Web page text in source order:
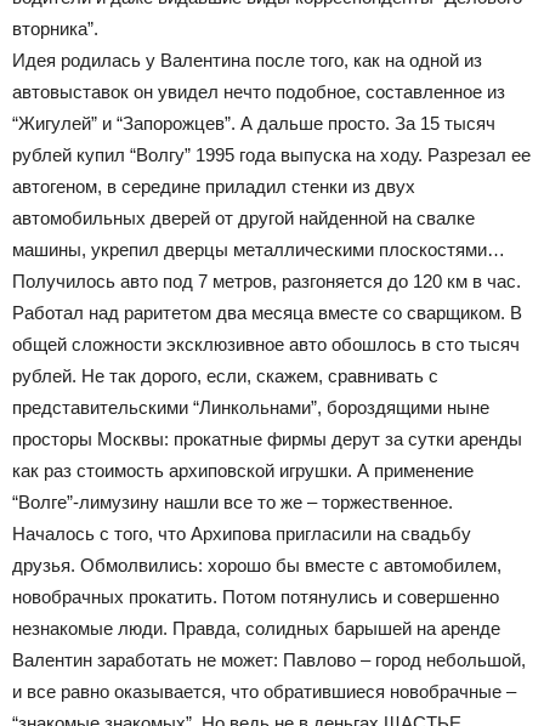
вторника”.
Идея родилась у Валентина после того, как на одной из
автовыставок он увидел нечто подобное, составленное из
“Жигулей” и “Запорожцев”. А дальше просто. За 15 тысяч
рублей купил “Волгу” 1995 года выпуска на ходу. Разрезал ее
автогеном, в середине приладил стенки из двух
автомобильных дверей от другой найденной на свалке
машины, укрепил дверцы металлическими плоскостями…
Получилось авто под 7 метров, разгоняется до 120 км в час.
Работал над раритетом два месяца вместе со сварщиком. В
общей сложности эксклюзивное авто обошлось в сто тысяч
рублей. Не так дорого, если, скажем, сравнивать с
представительскими “Линкольнами”, бороздящими ныне
просторы Москвы: прокатные фирмы дерут за сутки аренды
как раз стоимость архиповской игрушки. А применение
“Волге”-лимузину нашли все то же – торжественное.
Началось с того, что Архипова пригласили на свадьбу
друзья. Обмолвились: хорошо бы вместе с автомобилем,
новобрачных прокатить. Потом потянулись и совершенно
незнакомые люди. Правда, солидных барышей на аренде
Валентин заработать не может: Павлово – город небольшой,
и все равно оказывается, что обратившиеся новобрачные –